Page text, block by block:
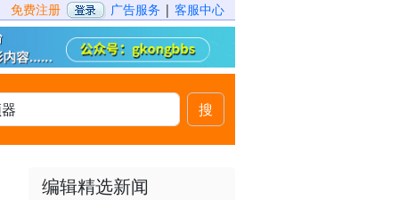
免费注册 广告服务 | 客服中心
搜
编辑精选新闻